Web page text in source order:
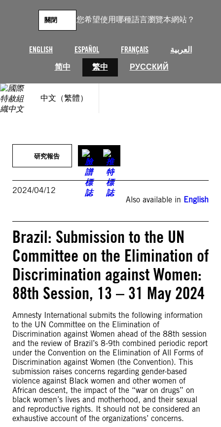
您希望使用哪種語言瀏覽本網站？
ENGLISH ESPAÑOL FRANÇAIS
العربية
简中
繁中 РУССКИЙ
關閉
中文（繁體）
研究報告
2024/04/12
Also available in English
Brazil: Submission to the UN
Committee on the Elimination of
Discrimination against Women:
88th Session, 13 – 31 May 2024
Amnesty International submits the following information
to the UN Committee on the Elimination of
Discrimination against Women ahead of the 88th session
and the review of Brazil’s 8-9th combined periodic report
under the Convention on the Elimination of All Forms of
Discrimination against Women (the Convention). This
submission raises concerns regarding gender-based
violence against Black women and other women of
African descent, the impact of the “war on drugs” on
black women’s lives and motherhood, and their sexual
and reproductive rights. It should not be considered an
exhaustive account of the organizations’ concerns.